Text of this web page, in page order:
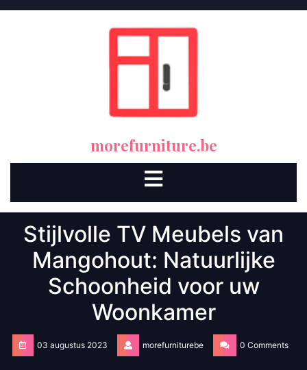
morefurniture.be
Open
Button
Stijlvolle TV Meubels van
Mangohout: Natuurlijke
Schoonheid voor uw
Woonkamer
03 augustus 2023 morefurniturebe 0 Comments